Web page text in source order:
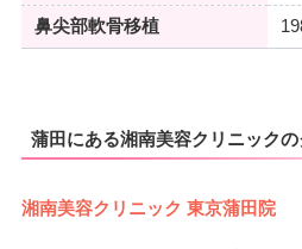
鼻尖部軟骨移植
蒲田にある湘南美容クリニック
湘南美容クリニック 東京蒲田院